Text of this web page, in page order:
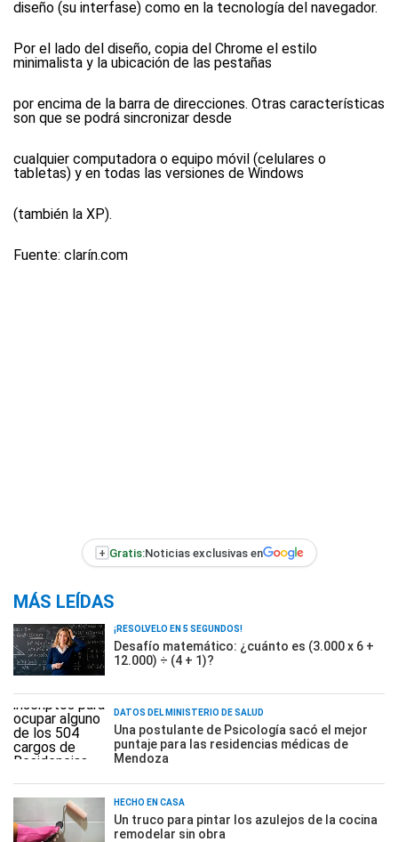
diseño (su interfase) como en la tecnología del navegador.
Por el lado del diseño, copia del Chrome el estilo
minimalista y la ubicación de las pestañas
por encima de la barra de direcciones. Otras características
son que se podrá sincronizar desde
cualquier computadora o equipo móvil (celulares o
tabletas) y en todas las versiones de Windows
(también la XP).
Fuente: clarín.com
+ Gratis:Noticias exclusivas en
MÁS LEÍDAS
¡RESOLVELO EN 5 SEGUNDOS!
Desafío matemático: ¿cuánto es (3.000 x 6 +
12.000) ÷ (4 + 1)?
DATOS DEL MINISTERIO DE SALUD
Una postulante de Psicología sacó el mejor
puntaje para las residencias médicas de
Mendoza
HECHO EN CASA
Un truco para pintar los azulejos de la cocina
remodelar sin obra